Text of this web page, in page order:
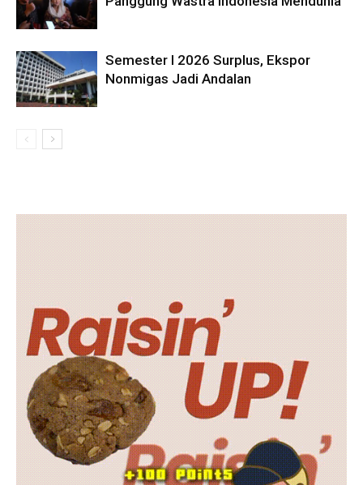
Semester I 2026 Surplus, Ekspor
Nonmigas Jadi Andalan